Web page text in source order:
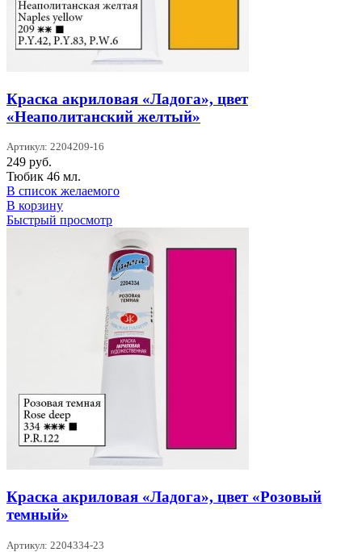
Краска акриловая «Ладога», цвет
«Неаполитанский желтый»
Артикул: 2204209-16
249 руб.
Тюбик 46 мл.
В список желаемого
В корзину
Быстрый просмотр
Краска акриловая «Ладога», цвет «Розовый
темный»
Артикул: 2204334-23